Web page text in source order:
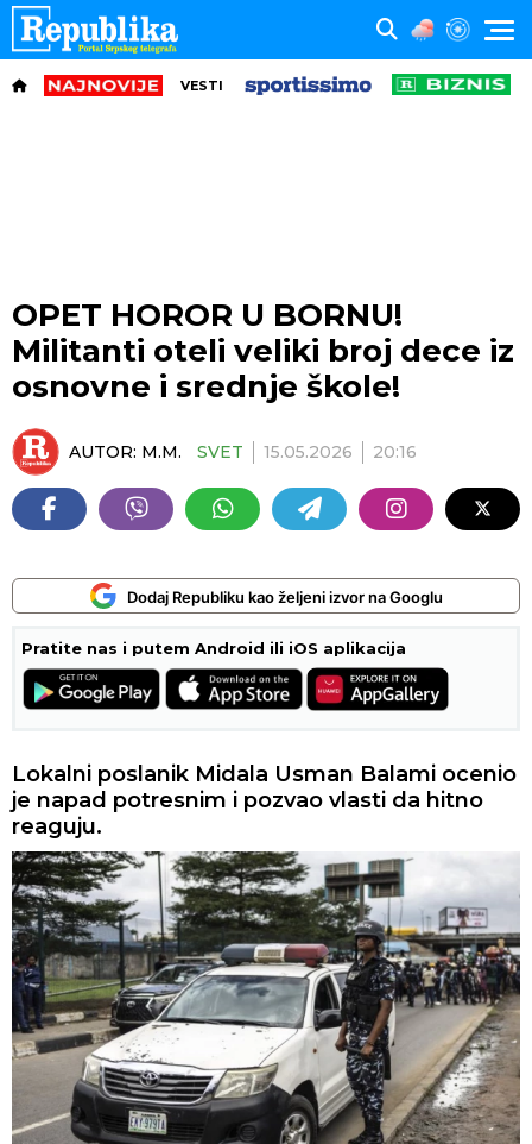
VESTI
OPET HOROR U BORNU!
Militanti oteli veliki broj dece iz
osnovne i srednje škole!
AUTOR: M.M. SVET 15.05.2026 20:16
Dodaj Republiku kao željeni izvor na Googlu
Pratite nas i putem Android ili iOS aplikacija
Lokalni poslanik Midala Usman Balami ocenio
je napad potresnim i pozvao vlasti da hitno
reaguju.